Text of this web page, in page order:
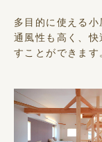
多目的に使える小
通風性も高く、快
すことができます